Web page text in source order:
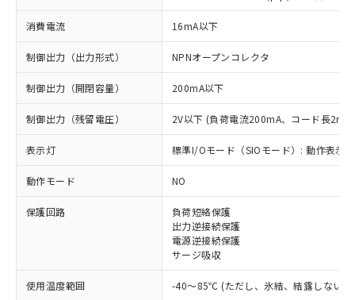
消費電流 16mA以下
制御出力（出力形式） NPNオープンコレクタ
制御出力（開閉容量） 200mA以下
制御出力（残留電圧） 2V以下 (負荷電流200mA、コード長2m
表示灯 標準I/Oモード（SIOモード）: 動作表示
動作モード NO
保護回路
負荷短絡保護
出力逆接続保護
電源逆接続保護
サージ吸収
使用温度範囲 -40～85℃ (ただし、氷結、結露しないこ
※1 対応状況
対応済み：EU RoHS指令（10物質）の
非含有に対応した製品が提供可能な商品で
す。